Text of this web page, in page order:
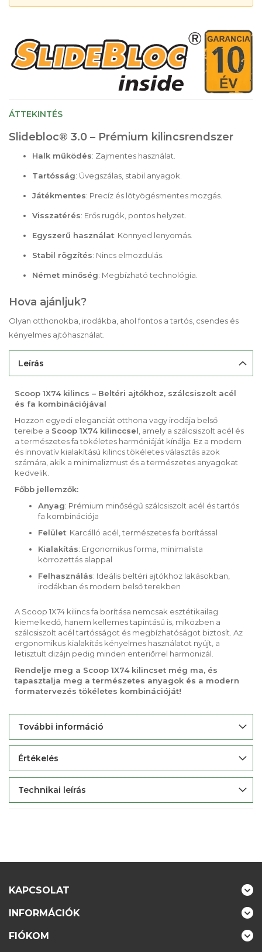
ÁTTEKINTÉS
Slidebloc® 3.0 – Prémium kilincsrendszer
Halk működés: Zajmentes használat.
Tartósság: Üvegszálas, stabil anyagok.
Játékmentes: Precíz és lötyögésmentes mozgás.
Visszatérés: Erős rugók, pontos helyzet.
Egyszerű használat: Könnyed lenyomás.
Stabil rögzítés: Nincs elmozdulás.
Német minőség: Megbízható technológia.
Hova ajánljuk?
Olyan otthonokba, irodákba, ahol fontos a tartós, csendes és
kényelmes ajtóhasználat.
Leírás
Scoop 1X74 kilincs – Beltéri ajtókhoz, szálcsiszolt acél
és fa kombinációjával
Hozzon egyedi eleganciát otthona vagy irodája belső
tereibe a Scoop 1X74 kilinccsel , amely a szálcsiszolt acél és
a természetes fa tökéletes harmóniáját kínálja. Ez a modern
és innovatív kialakítású kilincs tökéletes választás azok
számára, akik a minimalizmust és a természetes anyagokat
kedvelik.
Főbb jellemzők:
Anyag: Prémium minőségű szálcsiszolt acél és tartós
fa kombinációja
Felület: Karcálló acél, természetes fa borítással
Kialakítás: Ergonomikus forma, minimalista
körrozettás alappal
Felhasználás: Ideális beltéri ajtókhoz lakásokban,
irodákban és modern belső terekben
A Scoop 1X74 kilincs fa borítása nemcsak esztétikailag
kiemelkedő, hanem kellemes tapintású is, miközben a
szálcsiszolt acél tartósságot és megbízhatóságot biztosít. Az
ergonomikus kialakítás kényelmes használatot nyújt, a
letisztult dizájn pedig minden enteriőrrel harmonizál.
Rendelje meg a Scoop 1X74 kilincset még ma, és
tapasztalja meg a természetes anyagok és a modern
formatervezés tökéletes kombinációját!
További információ
Értékelés
Technikai leírás
KAPCSOLAT
INFORMÁCIÓK
FIÓKOM